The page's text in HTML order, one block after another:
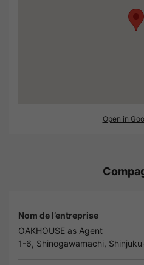
Open in
Nom de l’entreprise
OAKHOUSE as Agent
1-6, Shinogawamachi,